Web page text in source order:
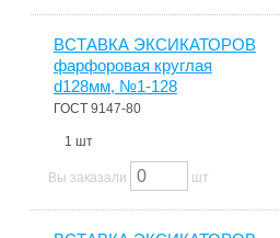
ВСТАВКА ЭКСИКАТОРОВ
фарфоровая круглая
d128мм, №1-128
ГОСТ 9147-80
1 шт
Вы заказали шт